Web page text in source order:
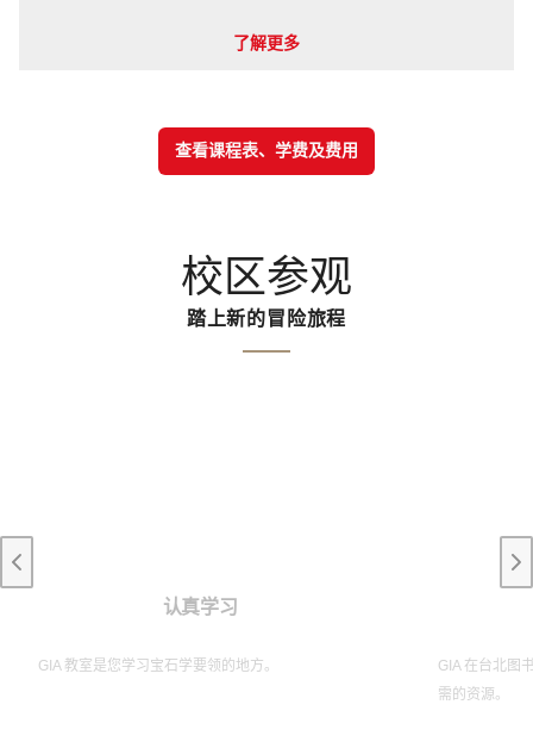
了解更多
查看课程表、学费及费用
校区参观
踏上新的冒险旅程
认真学习
GIA 教室是您学习宝石学要领的地方。
GIA 在台北图
需的资源。
Previous slide